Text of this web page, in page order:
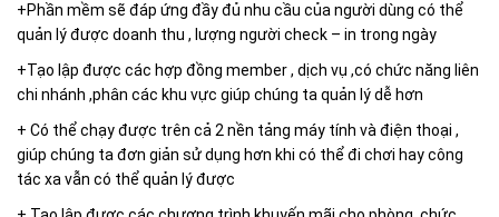
+Phần mềm sẽ đáp ứng đầy đủ nhu cầu của người dùng có thể
quản lý được doanh thu , lượng người check – in trong ngày
+Tạo lập được các hợp đồng member , dịch vụ ,có chức năng liên
chi nhánh ,phân các khu vực giúp chúng ta quản lý dễ hơn
+ Có thể chạy được trên cả 2 nền tảng máy tính và điện thoại ,
giúp chúng ta đơn giản sử dụng hơn khi có thể đi chơi hay công
tác xa vẫn có thể quản lý được